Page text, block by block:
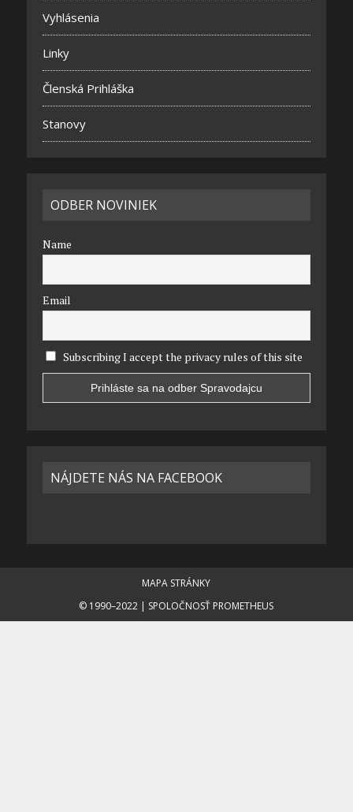
Vyhlásenia
Linky
Členská Prihláška
Stanovy
ODBER NOVINIEK
Name
Email
Subscribing I accept the privacy rules of this site
NÁJDETE NÁS NA FACEBOOK
MAPA STRÁNKY
© 1990–2022 | SPOLOČNOSŤ PROMETHEUS